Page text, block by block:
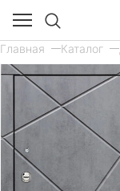
Главная Каталог